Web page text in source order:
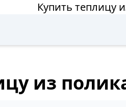
Купить теплицу
из